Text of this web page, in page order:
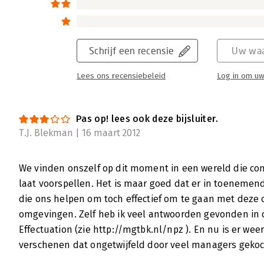
Het verschijnen van een nieuw boek van
voor popliefhebbers ooit de komst van een
gebeurtenis om reikhalzend naar uit te
studie pakt Collins weer eens ouderwets
keer weer over ‘grootse’ bedrijven die hun
laten. Dit lukt hen niet door toeval of puur
Lees verder
Jim Collins: presteren in een recessie
Jeroen Ansink | 24 november 2011
In Great by Choice onderzoeken
Schrijf een recensie
Lees ons recensiebeleid
Uw
Log in om
Pas op! lees ook deze bijsluiter.
T.J. Blekman | 16 maart 2012
We vinden onszelf op dit moment in een wereld die
laat voorspellen. Het is maar goed dat er in
die ons helpen om toch effectief om te gaan met deze
omgevingen. Zelf heb ik veel antwoorden gevonden
Effectuation (zie http://mgtbk.nl/npz ). En nu is er
verschenen dat ongetwijfeld door veel managers